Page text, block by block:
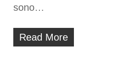
sono…
Read More